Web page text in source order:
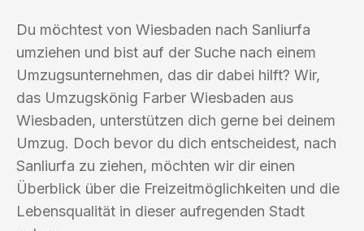
Du möchtest von Wiesbaden nach Sanliurfa
umziehen und bist auf der Suche nach einem
Umzugsunternehmen, das dir dabei hilft? Wir,
das Umzugskönig Farber Wiesbaden aus
Wiesbaden, unterstützen dich gerne bei deinem
Umzug. Doch bevor du dich entscheidest, nach
Sanliurfa zu ziehen, möchten wir dir einen
Überblick über die Freizeitmöglichkeiten und die
Lebensqualität in dieser aufregenden Stadt